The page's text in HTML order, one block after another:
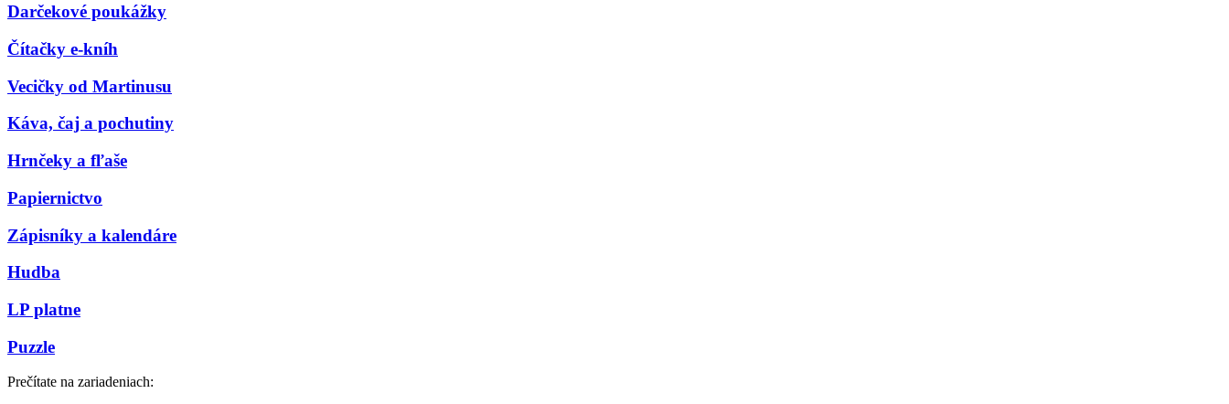
Darčekové poukážky
Čítačky e-kníh
Vecičky od Martinusu
Káva, čaj a pochutiny
Hrnčeky a fľaše
Papiernictvo
Zápisníky a kalendáre
Hudba
LP platne
Puzzle
Prečítate na zariadeniach: